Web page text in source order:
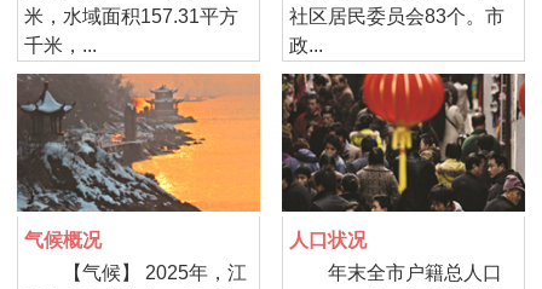
米，水域面积157.31平方
千米，...
社区居民委员会83个。市
政...
气候概况
【气候】 2025年，江
人口状况
年末全市户籍总人口